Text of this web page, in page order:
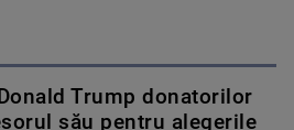
Trump donatorilor
său pentru alegerile